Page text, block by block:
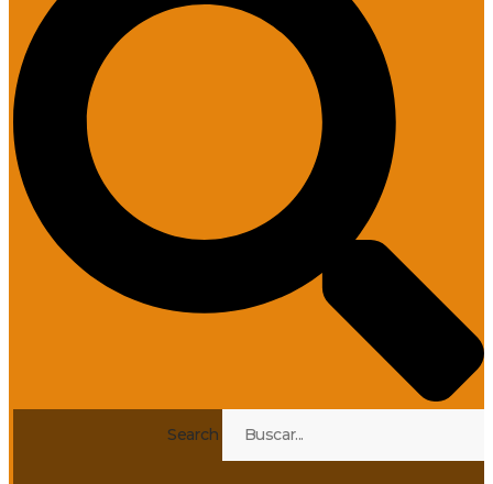
Search